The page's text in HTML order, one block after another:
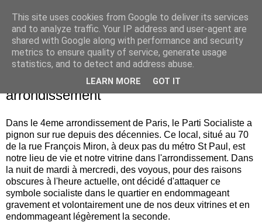
Je pense donc j'écris
jeudi 2 mai 2013
Attaque contre le local PS du 4ème
arrondissement
Dans le 4eme arrondissement de Paris, le Parti Socialiste a
pignon sur rue depuis des décennies. Ce local, situé au 70
de la rue François Miron, à deux pas du métro St Paul, est
notre lieu de vie et notre vitrine dans l'arrondissement. Dans
la nuit de mardi à mercredi, des voyous, pour des raisons
obscures à l'heure actuelle, ont décidé d'attaquer ce
symbole socialiste dans le quartier en endommageant
gravement et volontairement une de nos deux vitrines et en
endommageant légèrement la seconde.
This site uses cookies from Google to deliver its services
and to analyze traffic. Your IP address and user-agent are
shared with Google along with performance and security
metrics to ensure quality of service, generate usage
statistics, and to detect and address abuse.
LEARN MORE GOT IT